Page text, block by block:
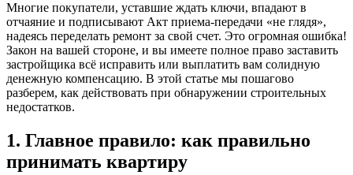
Многие покупатели, уставшие ждать ключи, впадают в
отчаяние и подписывают Акт приема-передачи «не глядя»,
надеясь переделать ремонт за свой счет. Это огромная ошибка!
Закон на вашей стороне, и вы имеете полное право заставить
застройщика всё исправить или выплатить вам солидную
денежную компенсацию. В этой статье мы пошагово
разберем, как действовать при обнаружении строительных
недостатков.
1. Главное правило: как правильно
принимать квартиру